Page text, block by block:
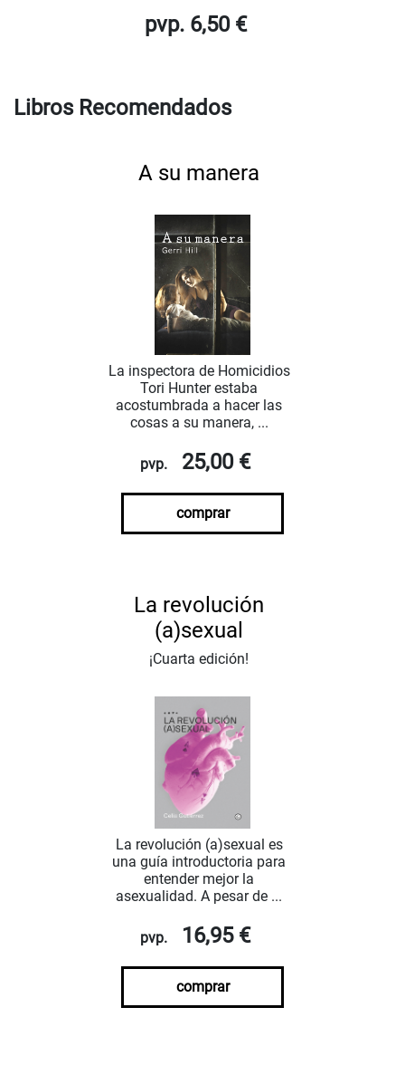
pvp. 6,50 €
Libros Recomendados
A su manera
La inspectora de Homicidios
Tori Hunter estaba
acostumbrada a hacer las
cosas a su manera, ...
pvp. 25,00 €
comprar
La revolución
(a)sexual
¡Cuarta edición!
La revolución (a)sexual es
una guía introductoria para
entender mejor la
asexualidad. A pesar de ...
pvp. 16,95 €
comprar